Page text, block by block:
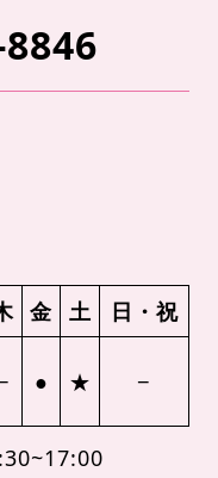
金 土
日・祝
● ★ −